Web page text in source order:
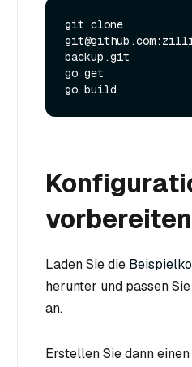
git clone
backup.git
go get
vorbereiten
Laden Sie die
herunter und passen
an.
Erstellen Sie dann